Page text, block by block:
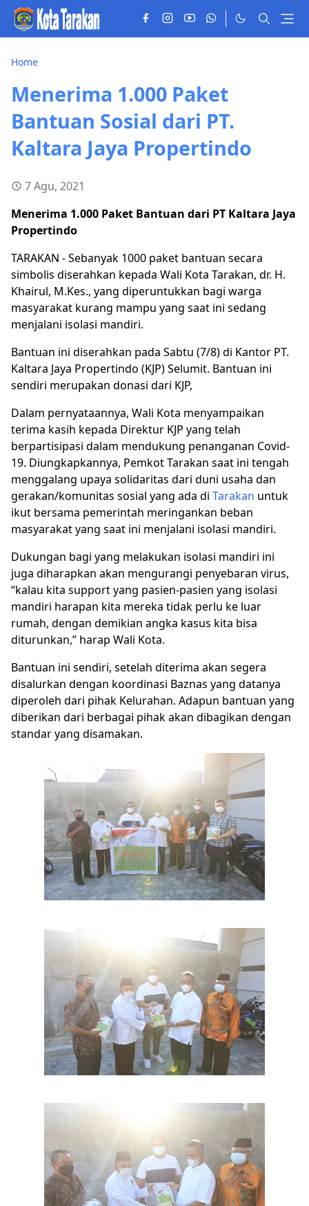
Home
Menerima 1.000 Paket
Bantuan Sosial dari PT.
Kaltara Jaya Propertindo
7 Agu, 2021
Menerima 1.000 Paket Bantuan dari PT Kaltara Jaya
Propertindo
TARAKAN - Sebanyak 1000 paket bantuan secara
simbolis diserahkan kepada Wali Kota Tarakan, dr. H.
Khairul, M.Kes., yang diperuntukkan bagi warga
masyarakat kurang mampu yang saat ini sedang
menjalani isolasi mandiri.
Bantuan ini diserahkan pada Sabtu (7/8) di Kantor PT.
Kaltara Jaya Propertindo (KJP) Selumit. Bantuan ini
sendiri merupakan donasi dari KJP,
Dalam pernyataannya, Wali Kota menyampaikan
terima kasih kepada Direktur KJP yang telah
berpartisipasi dalam mendukung penanganan Covid-
19. Diungkapkannya, Pemkot Tarakan saat ini tengah
menggalang upaya solidaritas dari duni usaha dan
gerakan/komunitas sosial yang ada di Tarakan untuk
ikut bersama pemerintah meringankan beban
masyarakat yang saat ini menjalani isolasi mandiri.
Dukungan bagi yang melakukan isolasi mandiri ini
juga diharapkan akan mengurangi penyebaran virus,
“kalau kita support yang pasien-pasien yang isolasi
mandiri harapan kita mereka tidak perlu ke luar
rumah, dengan demikian angka kasus kita bisa
diturunkan,” harap Wali Kota.
Bantuan ini sendiri, setelah diterima akan segera
disalurkan dengan koordinasi Baznas yang datanya
diperoleh dari pihak Kelurahan. Adapun bantuan yang
diberikan dari berbagai pihak akan dibagikan dengan
standar yang disamakan.